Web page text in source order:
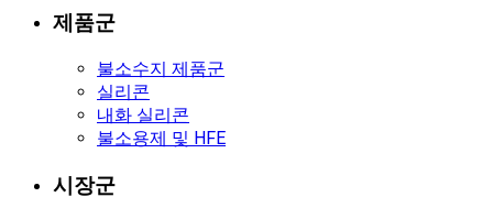
제품군
불소수지 제품군
실리콘
내화 실리콘
불소용제 및 HFE
시장군